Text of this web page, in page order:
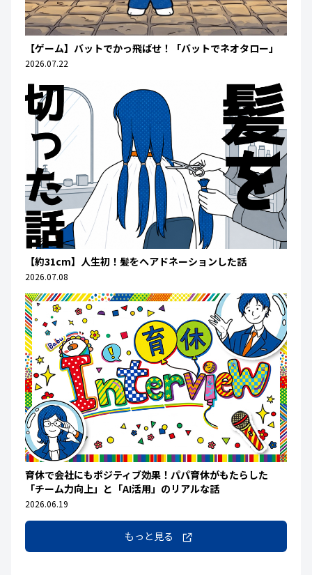
【ゲーム】バットでかっ飛ばせ！「バットでネオタロー」
2026.07.22
【約31cm】人生初！髪をヘアドネーションした話
2026.07.08
育休で会社にもポジティブ効果！パパ育休がもたらした
「チーム力向上」と「AI活用」のリアルな話
2026.06.19
もっと見る